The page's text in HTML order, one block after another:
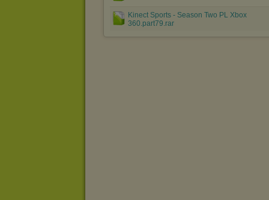
Kinect Sports - Season Two PL Xbox
360.part79.rar